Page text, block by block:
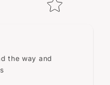
the way and